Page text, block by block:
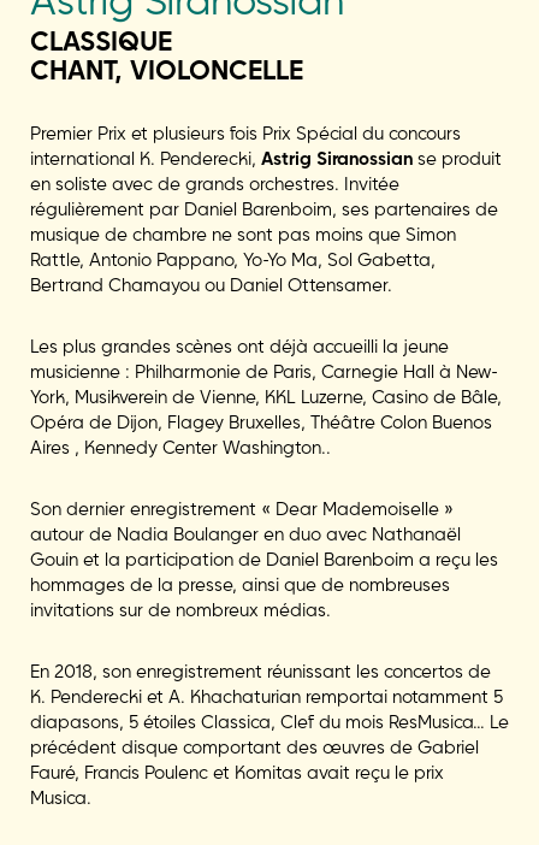
CLASSIQUE
CHANT, VIOLONCELLE
Premier Prix et plusieurs fois Prix Spécial du concours
international K. Penderecki, Astrig Siranossian se produit
en soliste avec de grands orchestres. Invitée
régulièrement par Daniel Barenboim, ses partenaires de
musique de chambre ne sont pas moins que Simon
Rattle, Antonio Pappano, Yo-Yo Ma, Sol Gabetta,
Bertrand Chamayou ou Daniel Ottensamer.
Les plus grandes scènes ont déjà accueilli la jeune
musicienne : Philharmonie de Paris, Carnegie Hall à New-
York, Musikverein de Vienne, KKL Luzerne, Casino de Bâle,
Opéra de Dijon, Flagey Bruxelles, Théâtre Colon Buenos
Aires , Kennedy Center Washington..
Son dernier enregistrement « Dear Mademoiselle »
autour de Nadia Boulanger en duo avec Nathanaël
Gouin et la participation de Daniel Barenboim a reçu les
hommages de la presse, ainsi que de nombreuses
invitations sur de nombreux médias.
En 2018, son enregistrement réunissant les concertos de
K. Penderecki et A. Khachaturian remportai notamment 5
diapasons, 5 étoiles Classica, Clef du mois ResMusica… Le
précédent disque comportant des œuvres de Gabriel
Fauré, Francis Poulenc et Komitas avait reçu le prix
Musica.